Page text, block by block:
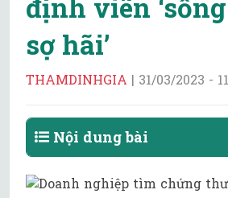
định viên
sợ hãi’
THAMDINHGIA | 31/03/2023 -
Nội dung bài